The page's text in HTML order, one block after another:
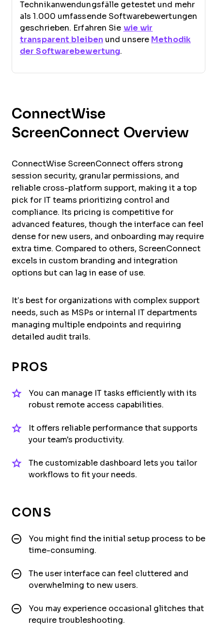
Technikanwendungsfälle getestet und mehr
als 1.000 umfassende Softwarebewertungen
geschrieben. Erfahren Sie wie wir
transparent bleiben und unsere Methodik
der Softwarebewertung.
ConnectWise
ScreenConnect Overview
ConnectWise ScreenConnect offers strong
session security, granular permissions, and
reliable cross-platform support, making it a top
pick for IT teams prioritizing control and
compliance. Its pricing is competitive for
advanced features, though the interface can feel
dense for new users, and onboarding may require
extra time. Compared to others, ScreenConnect
excels in custom branding and integration
options but can lag in ease of use.
It’s best for organizations with complex support
needs, such as MSPs or internal IT departments
managing multiple endpoints and requiring
detailed audit trails.
PROS
You can manage IT tasks efficiently with its
robust remote access capabilities.
It offers reliable performance that supports
your team's productivity.
The customizable dashboard lets you tailor
workflows to fit your needs.
CONS
You might find the initial setup process to be
time-consuming.
The user interface can feel cluttered and
overwhelming to new users.
You may experience occasional glitches that
require troubleshooting.